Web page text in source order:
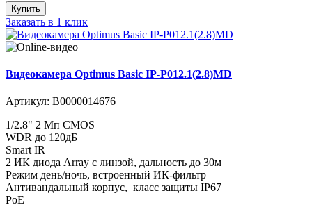
Купить
Заказать в 1 клик
Видеокамера Optimus Basic IP-P012.1(2.8)MD
Артикул: В0000014676
1/2.8" 2 Мп CMOS
WDR до 120дБ
Smart IR
2 ИК диода Array с линзой, дальность до 30м
Режим день/ночь, встроенный ИК-фильтр
Антивандальный корпус, класс защиты IР67
PoE